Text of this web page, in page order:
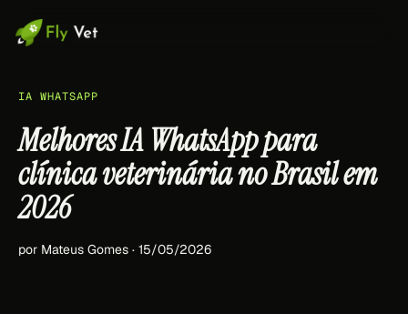
IA WHATSAPP
Melhores IA WhatsApp para
clínica veterinária no Brasil em
2026
por Mateus Gomes · 15/05/2026